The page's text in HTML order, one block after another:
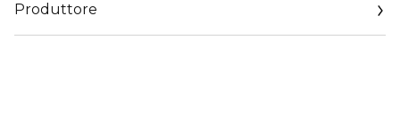
quella mostrata nella foto. Ciò non pregiudica le
Produttore